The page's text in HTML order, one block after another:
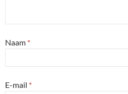
Naam *
E-mail *